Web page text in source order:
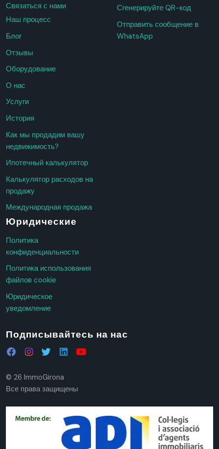
Связаться с нами
Наш процесс
Блог
Отзывы
Оборудование
О нас
Услуги
История
Как мы продадим вашу
недвижимость?
Ипотечный калькулятор
Калькулятор расходов на
продажу
Международная продажа
Сгенерируйте QR-код
Отправить сообщение в
WhatsApp
Юридические
Политика
конфиденциальности
Политика использования
файлов cookie
Юридическое
уведомление
Подписывайтесь на нас
© 26 ImmoGirona
Все права защищены